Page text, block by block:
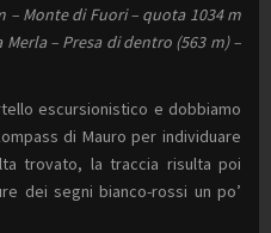
– Monte di Fuori – quota 1034 m
– Presa di dentro (563 m) –
escursionistico e dobbiamo
di Mauro per individuare
trovato, la traccia risulta poi
dei segni bianco-rossi un po’